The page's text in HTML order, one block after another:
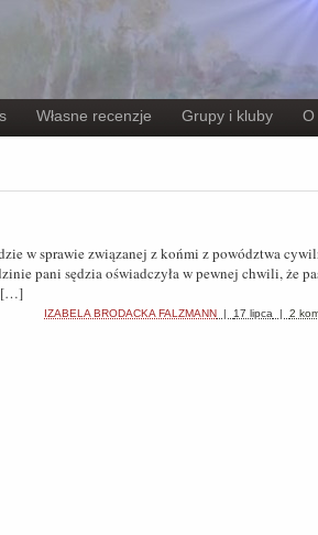
Własne recenzje Grupy i kluby O
w sprawie związanej z końmi z powództwa
pani sędzia oświadczyła w pewnej chwili, że
[…]
IZABELA BRODACKA FALZMANN | 17 lipca | 2